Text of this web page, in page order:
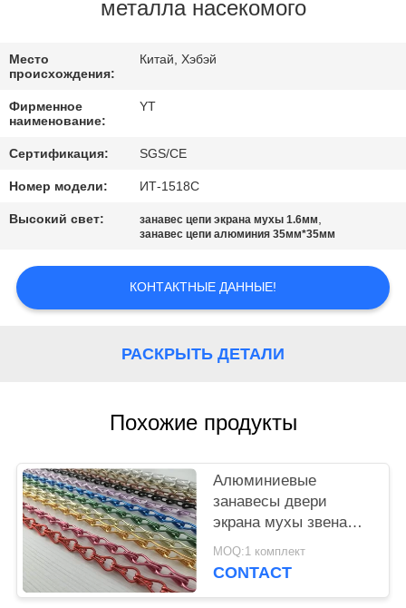
КАЧЕСТВА
СВЯЖИТЕСЬ
МЫ
НОВОСТИ
СПРОСИТЕ
КАРТА
металла насекомого
Место
происхождения:
Китай, Хэбэй
Фирменное
наименование:
YT
Сертификация: SGS/CE
Номер модели: ИТ-1518С
Высокий свет: занавес цепи экрана мухы 1.6мм,
занавес цепи алюминия 35мм*35мм
КОНТАКТНЫЕ ДАННЫЕ!
РАСКРЫТЬ ДЕТАЛИ
Похожие продукты
Алюминиевые
занавесы двери
экрана мухы звена
цепи и насекомого
цепи 1.6мм 1.8мм
MOQ:1 комплект
CONTACT